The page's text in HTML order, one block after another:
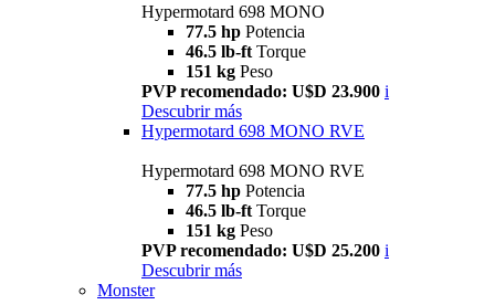
Hypermotard 698 MONO
77.5 hp Potencia
46.5 lb-ft Torque
151 kg Peso
PVP recomendado: U$D 23.900 i
Descubrir más
Hypermotard 698 MONO RVE
Hypermotard 698 MONO RVE
77.5 hp Potencia
46.5 lb-ft Torque
151 kg Peso
PVP recomendado: U$D 25.200 i
Descubrir más
Monster